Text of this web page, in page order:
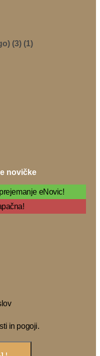
novičke
eNovic!
in pogoji.